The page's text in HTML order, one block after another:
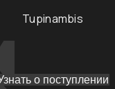
Tupinambis
о поступлении